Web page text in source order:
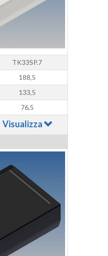
TK33SP.7
188,5
133,5
76,5
Visualizza